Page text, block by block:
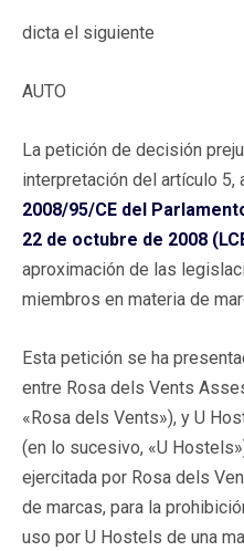
dicta el siguiente
AUTO
La petición de decisión
interpretación del artículo 5,
2008/95/CE del
22 de octubre de 2008
aproximación de las
miembros en materia de
Esta petición se ha
entre Rosa dels Vents
«Rosa dels Vents»), y U
(en lo sucesivo, «U
ejercitada por Rosa dels
de marcas, para la
uso por U Hostels de una